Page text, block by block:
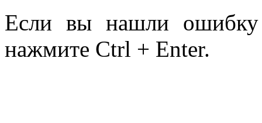
Если вы нашли ошибку
нажмите Ctrl + Enter.